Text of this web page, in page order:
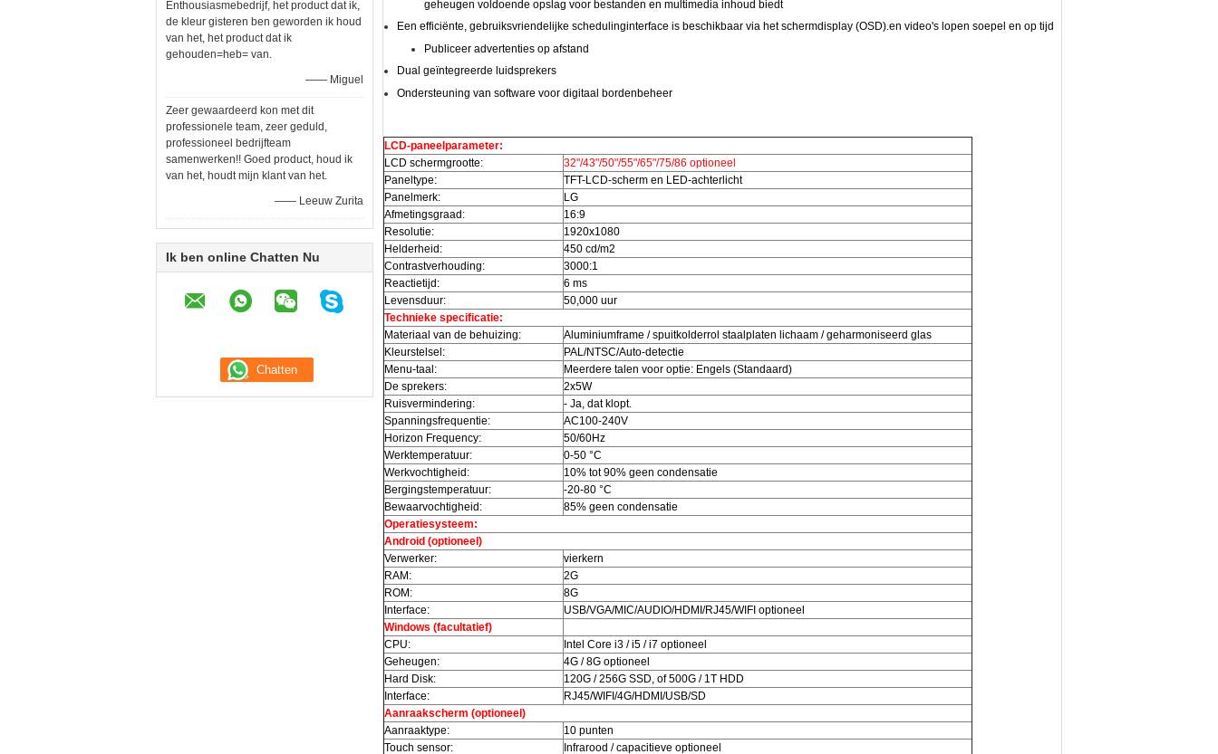
Enthousiasmebedrijf, het product dat ik,
de kleur gisteren ben geworden ik houd
van het, het product dat ik
gehouden=heb= van.
—— Miguel
Zeer gewaardeerd kon met dit
professionele team, zeer geduld,
professioneel bedrijfteam
samenwerken!! Goed product, houd ik
van het, houdt mijn klant van het.
—— Leeuw Zurita
Ik ben online Chatten Nu
geheugen voldoende opslag voor bestanden en multimedia inhoud biedt
Een efficiënte, gebruiksvriendelijke schedulinginterface is beschikbaar via het schermdisplay (OSD).en video's lopen soepel en op tijd
Publiceer advertenties op afstand
Dual geïntegreerde luidsprekers
Ondersteuning van software voor digitaal bordenbeheer
LCD-paneelparameter:
LCD schermgrootte:
32"/43"/50"/55"/65"/75/86 optioneel
Paneltype:
TFT-LCD-scherm en LED-achterlicht
Panelmerk:
LG
Afmetingsgraad:
16:9
Resolutie:
1920x1080
Helderheid:
450 cd/m2
Contrastverhouding:
3000:1
Reactietijd:
6 ms
Levensduur:
50,000 uur
Technieke specificatie:
Materiaal van de behuizing:
Aluminiumframe / spuitkolderrol staalplaten lichaam / geharmoniseerd glas
Kleurstelsel:
PAL/NTSC/Auto-detectie
Menu-taal:
Meerdere talen voor optie: Engels (Standaard)
De sprekers:
2x5W
Ruisvermindering:
- Ja, dat klopt.
Spanningsfrequentie:
AC100-240V
Horizon Frequency:
50/60Hz
Werktemperatuur:
0-50 °C
Werkvochtigheid:
10% tot 90% geen condensatie
Bergingstemperatuur:
-20-80 °C
Bewaarvochtigheid:
85% geen condensatie
Operatiesysteem:
Android (optioneel)
Verwerker:
vierkern
RAM:
2G
ROM:
8G
Interface:
USB/VGA/MIC/AUDIO/HDMI/RJ45/WIFI optioneel
Windows (facultatief)
CPU:
Intel Core i3 / i5 / i7 optioneel
Geheugen:
4G / 8G optioneel
Hard Disk:
120G / 256G SSD, of 500G / 1T HDD
Interface:
RJ45/WIFI/4G/HDMI/USB/SD
Aanraakscherm (optioneel)
Aanraaktype:
10 punten
Touch sensor:
Infrarood / capacitieve optioneel